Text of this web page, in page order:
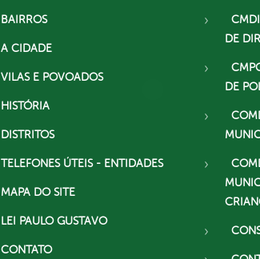
BAIRROS
A CIDADE
VILAS E POVOADOS
HISTÓRIA
DISTRITOS
TELEFONES ÚTEIS - ENTIDADES
MAPA DO SITE
LEI PAULO GUSTAVO
CONTATO
DE
DE